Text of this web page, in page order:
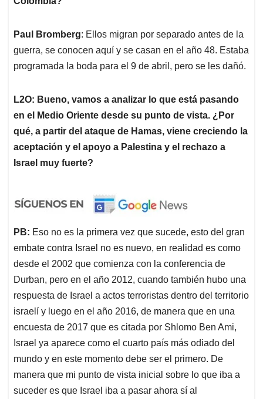
Paul Bromberg: Ellos migran por separado antes de la
guerra, se conocen aquí y se casan en el año 48. Estaba
programada la boda para el 9 de abril, pero se les dañó.
L2O: Bueno, vamos a analizar lo que está pasando
en el Medio Oriente desde su punto de vista. ¿Por
qué, a partir del ataque de Hamas, viene creciendo la
aceptación y el apoyo a Palestina y el rechazo a
Israel muy fuerte?
PB: Eso no es la primera vez que sucede, esto del gran
embate contra Israel no es nuevo, en realidad es como
desde el 2002 que comienza con la conferencia de
Durban, pero en el año 2012, cuando también hubo una
respuesta de Israel a actos terroristas dentro del territorio
israelí y luego en el año 2016, de manera que en una
encuesta de 2017 que es citada por Shlomo Ben Ami,
Israel ya aparece como el cuarto país más odiado del
mundo y en este momento debe ser el primero. De
manera que mi punto de vista inicial sobre lo que iba a
suceder es que Israel iba a pasar ahora sí al